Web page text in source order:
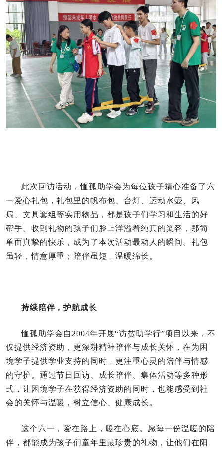
此次回访活动，恤孤助学会为每位孩子精心准备了六
一爱心礼包，礼包里的帆布包、台灯、运动水壶、风
扇、文具套组等实用物品，都是孩子们学习和生活的好
帮手。收到礼物的孩子们脸上洋溢着纯真的笑容，那简
单而真挚的快乐，成为了本次活动最动人的瞬间。礼包
虽轻，情意厚重；陪伴虽短，温暖绵长。
持续陪伴，护航成长
恤孤助学会自2004年开展“访贫助学行”项目以来，不
仅提供经济资助，更深耕精神陪伴与成长关怀，在为困
境学子提供学业支持的同时，更注重心灵的陪伴与情感
的守护。通过节日回访、成长陪伴、集体活动等多种形
式，让困境学子在获得经济资助的同时，也能感受到社
会的关怀与温暖，树立信心、健康成长。
这个六一，爱在路上，暖在心底。愿每一份温暖的陪
伴，都能成为孩子们童年里最珍贵的礼物，让他们在阳